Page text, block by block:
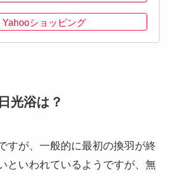
Yahooショッピング
光浴は？
すが、一般的に最初の換羽が終
といわれているようですが、無